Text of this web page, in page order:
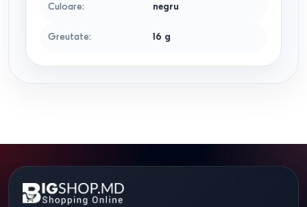
Culoare: negru
Greutate: 16 g